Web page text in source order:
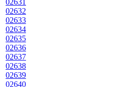
02631
02632
02633
02634
02635
02636
02637
02638
02639
02640